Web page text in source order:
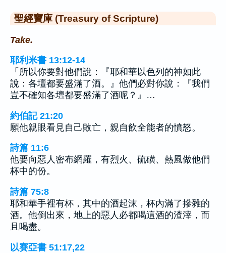
聖經寶庫 (Treasury of Scripture)
Take.
耶利米書 13:12-14
「所以你要對他們說：『耶和華以色列的神如此
說：各壇都要盛滿了酒。』他們必對你說：『我們
豈不確知各壇都要盛滿了酒呢？』…
約伯記 21:20
願他親眼看見自己敗亡，親自飲全能者的憤怒。
詩篇 11:6
他要向惡人密布網羅，有烈火、硫磺、熱風做他們
杯中的份。
詩篇 75:8
耶和華手裡有杯，其中的酒起沫，杯內滿了摻雜的
酒。他倒出來，地上的惡人必都喝這酒的渣滓，而
且喝盡。
以賽亞書 51:17,22